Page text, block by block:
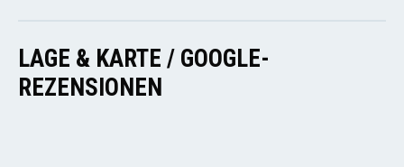
LAGE & KARTE / GOOGLE-
REZENSIONEN